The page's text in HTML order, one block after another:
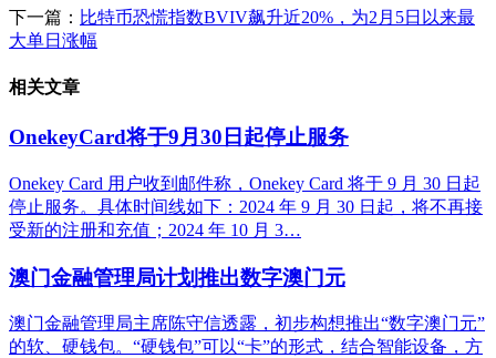
下一篇： 比特币恐慌指数BVIV飙升近20%，为2月5日以来最
大单日涨幅
相关文章
OnekeyCard将于9月30日起停止服务
Onekey Card 用户收到邮件称，Onekey Card 将于 9 月 30 日起
停止服务。具体时间线如下：2024 年 9 月 30 日起，将不再接
受新的注册和充值；2024 年 10 月 3…
澳门金融管理局计划推出数字澳门元
澳门金融管理局主席陈守信透露，初步构想推出“数字澳门元”
的软、硬钱包。“硬钱包”可以“卡”的形式，结合智能设备，方